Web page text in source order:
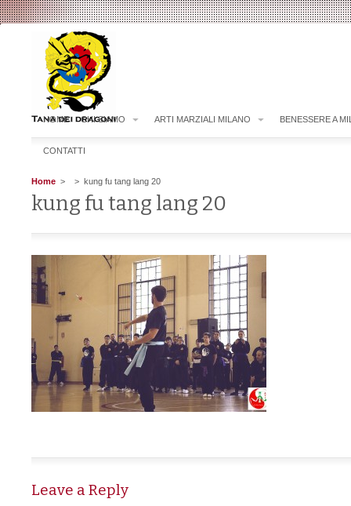
HOME CHI SIAMO ARTI MARZIALI MILANO BENESSERE A
CONTATTI
Home > > kung fu tang lang 20
kung fu tang lang 20
Leave a Reply